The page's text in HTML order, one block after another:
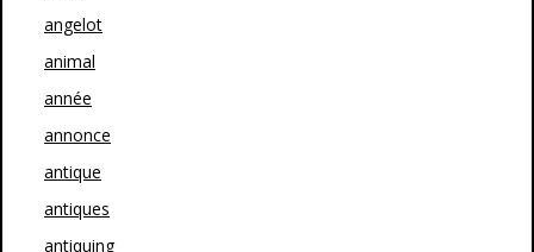
angelot
animal
année
annonce
antique
antiques
antiquing